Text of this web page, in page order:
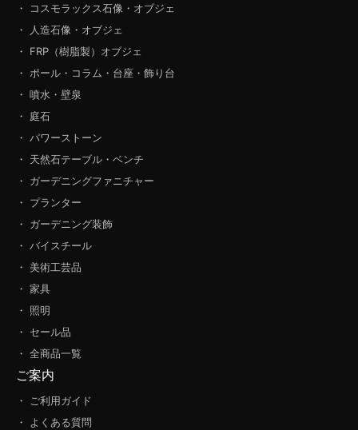
・ コスモラックス石像・オブジェ
・ 人造石像・オブジェ
・ FRP（樹脂製）オブジェ
・ ポール・コラム・台座・飾り台
・ 噴水・壁泉
・ 庭石
・ パワーストーン
・ 天然石テーブル・ベンチ
・ ガーデニングファニチャー
・ プランター
・ ガーデニング装飾
・ バイスチール
・ 美術工芸品
・ 家具
・ 照明
・ セール品
・ 全商品一覧
ご案内
・ ご利用ガイド
・ よくある質問